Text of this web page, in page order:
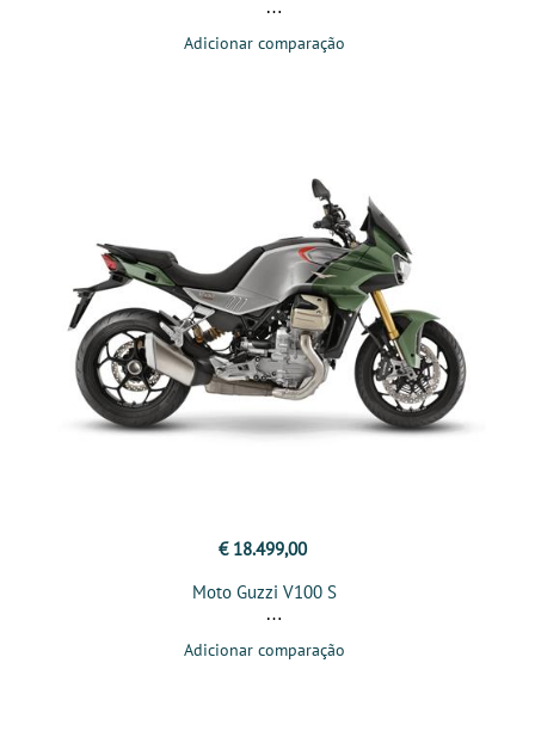
Adicionar comparação
€ 18.499,00
Moto Guzzi V100 S
Adicionar comparação